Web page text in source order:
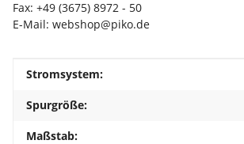
Fax: +49 (3675) 8972 - 50
E-Mail: webshop@piko.de
Produkteigenschaft
Wert
Stromsystem:
Spurgröße:
Maßstab: